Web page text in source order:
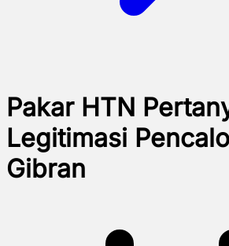
Pakar HTN
Legitimasi
Gibran